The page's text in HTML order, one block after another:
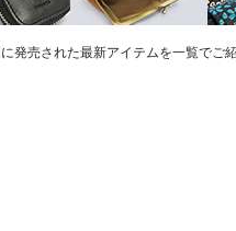
発売された最新アイテムを一覧でご